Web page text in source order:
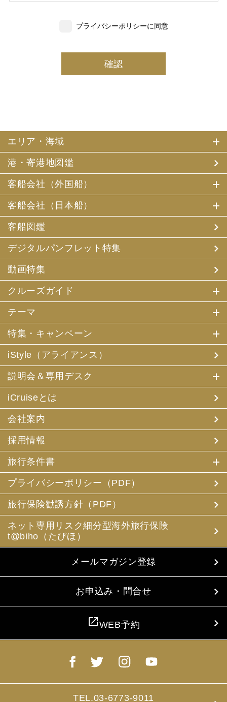
いただいた個人情報の一部を個人データとして保有
(3) 当社は、当社で就業する社員及び社員の扶養親族、及
び当社が支払調書等を作成する継続的契約関係のある個人
います。）は、お客様がご旅行の申込みの際にお申出いた
だいた個人情報についてお客様との連絡のために利用させ
ていただくほか、お客様がお申込みいただいた旅行におい
て運送・宿泊機関等（主要な運送・宿泊機関等について契
約書面に記載されています）の提供する旅行サービスの手
配及びそれらのサービスの受領のための手続、また旅行代
きます。
その他、当社は、
(1) 当社及び当社の提携する企業の商品やサービス、キャ
ンペーンのご案内
(2) 旅行参加後のご意見やご感想の提供のお願い
(3) アンケートのお願い
(4) 特典サービスの提供
(5) 統計資料の作成
にお客様の個人情報を利用させていただくことがありま
す。
個人情報について、本人確認、本人との連絡その他、採
す。
3. お客様個人情報の第三者への提供
(1) 当社は、お申込みいただいた旅行サービスの手配及び
それらのサービスの受領のための手続に必要な範囲内、ま
保険の手続き上必要な範囲内で、それら運送・宿泊機関、
保険会社等に対し、お客様の氏名、性別、年齢、住所、電
話番号またはメールアドレス、パスポート番号、クレジッ
トカード番号を電磁的方法等で送付することにより提供い
(2) 当社は、旅行先でのお客様のお買い物等の便宜のた
め、当社の保有するお客様の個人データを土産物店に提供
することがあります。この場合、お客様の氏名、パスポー
ト番号及び搭乗される航空便名等に係る個人データを、予
め電磁的方法等で送付することによって提供いたします。
お客様の旅行中の連絡先の方の個人情報をお伺いすること
があります。この個人情報は、お客様に疾病等があった場
合で連絡先の方へ連絡の必要があると当社が認めた場合に
使用させていただきます。お客様は、連絡先の方の個人情
報を当社らに提供することについて連絡先の方の同意を得
るものとします。
4. お客様個人情報の収集・利用について
当社は、お客様の個人情報を収集、利用するにあたり、以
下の取扱いをしておりますことを予めご承知おき願いま
(1) 収集目的、利用範囲をパンフレット、お申込書に明示
(2) お客様の同意がない限り、収集目的以外に使用いたし
し、同意を得ます。
(4) お客様が未成年者の場合、親権者の同意を得ます。
た、お申込のあった旅行の手配及び旅程の管理のために、
以下の当社のグループ企業とお客様情報を共有する場合が
プライバシーポリシーに同意
エリア・海域
港・寄港地図鑑
客船会社（外国船）
客船会社（日本船）
客船図鑑
デジタルパンフレット特集
動画特集
クルーズガイド
テーマ
特集・キャンペーン
iStyle（アライアンス）
説明会＆専用デスク
iCruiseとは
会社案内
採用情報
旅行条件書
プライバシーポリシー（PDF）
旅行保険勧誘方針（PDF）
ネット専用リスク細分型海外旅行保険
t@biho（たびほ）
メールマガジン登録
お申込み・問合せ
open_in_newWEB予約
TEL.03-6773-9011